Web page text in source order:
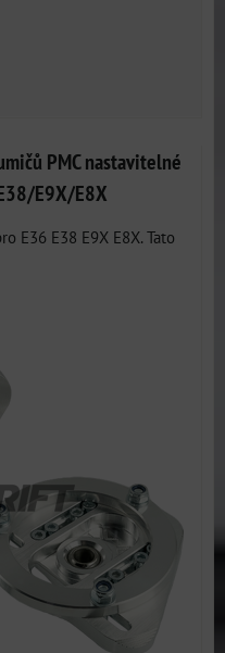
PMC nastavitelné
E9X/E8X
E36 E38 E9X E8X. Tato